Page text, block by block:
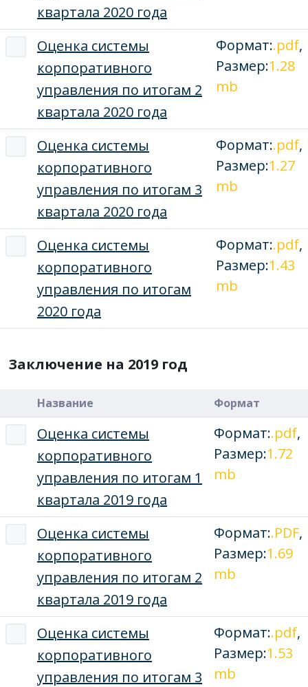
квартала 2020 года
Оценка системы
корпоративного
управления по итогам 2
квартала 2020 года
Формат:.pdf,
Размер:1.28
mb
Оценка системы
корпоративного
управления по итогам 3
квартала 2020 года
Формат:.pdf,
Размер:1.27
mb
Оценка системы
корпоративного
управления по итогам
2020 года
Формат:.pdf,
Размер:1.43
mb
Заключение на 2019 год
Название Формат
Оценка системы
корпоративного
управления по итогам 1
квартала 2019 года
Формат:.pdf,
Размер:1.72
mb
Оценка системы
корпоративного
управления по итогам 2
квартала 2019 года
Формат:.PDF,
Размер:1.69
mb
Оценка системы
корпоративного
управления по итогам 3
Формат:.pdf,
Размер:1.53
mb